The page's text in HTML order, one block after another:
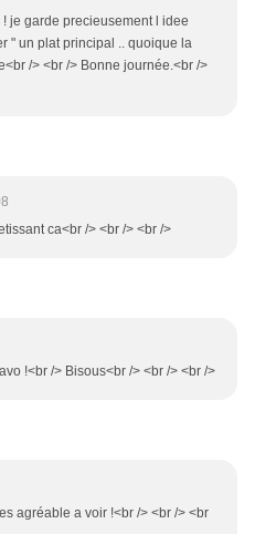
je garde precieusement l idee
" un plat principal .. quoique la
/> <br /> Bonne journée.<br />
ca<br /> <br /> <br />
!<br /> Bisous<br /> <br /> <br />
agréable a voir !<br /> <br /> <br